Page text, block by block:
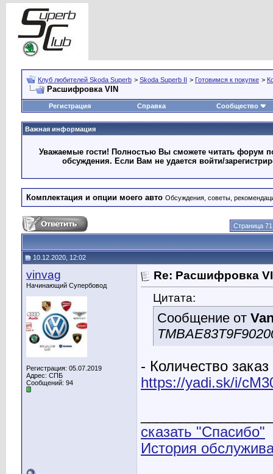
Клуб любителей Skoda Superb > Skoda Superb II > Готовимся к покупке >
Расшифровка VIN
Регистрация Справка Сообщество
Важная информация
Уважаемые гости! Полностью Вы сможете читать форум
обсуждения. Если Вам не удается войти/
Комплектация и опции моего авто Обсуждения, советы,
Страница
10.12.2020, 12:02
vinvag
Начинающий Супербовод
Регистрация: 05.07.2019
Адрес: СПБ
Сообщений: 94
Re: Расшифровка
Цитата:
Сообщение от
- Количество
https://yadi.sk/i/
сказать "Спасибо"
История